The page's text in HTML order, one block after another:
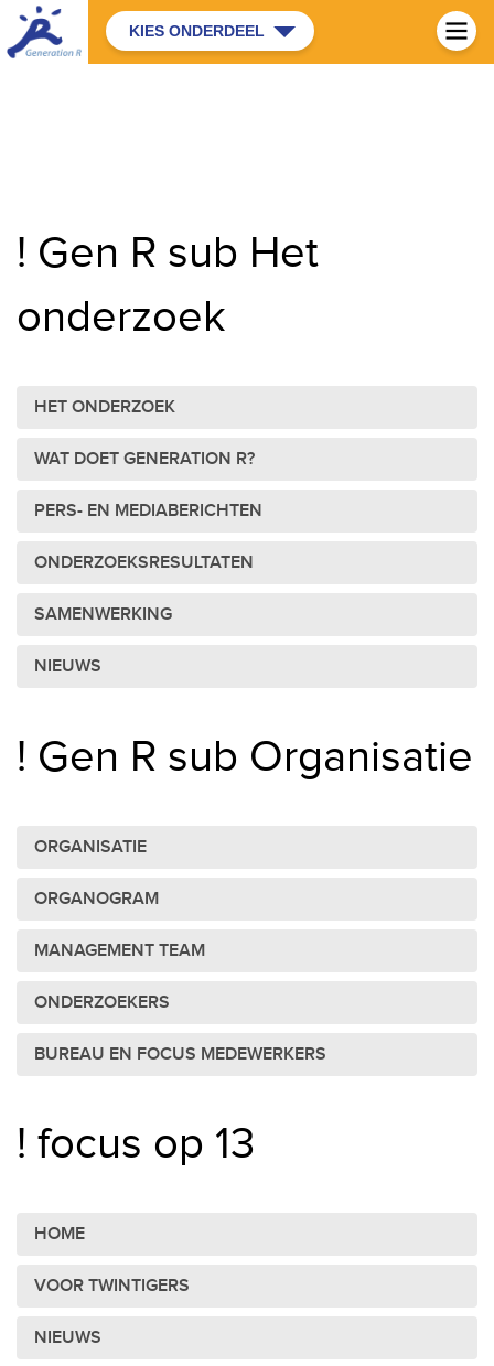
KIES ONDERDEEL
! Gen R sub Het
onderzoek
HET ONDERZOEK
WAT DOET GENERATION R?
PERS- EN MEDIABERICHTEN
ONDERZOEKSRESULTATEN
SAMENWERKING
NIEUWS
! Gen R sub Organisatie
ORGANISATIE
ORGANOGRAM
MANAGEMENT TEAM
ONDERZOEKERS
BUREAU EN FOCUS MEDEWERKERS
! focus op 13
HOME
VOOR TWINTIGERS
NIEUWS